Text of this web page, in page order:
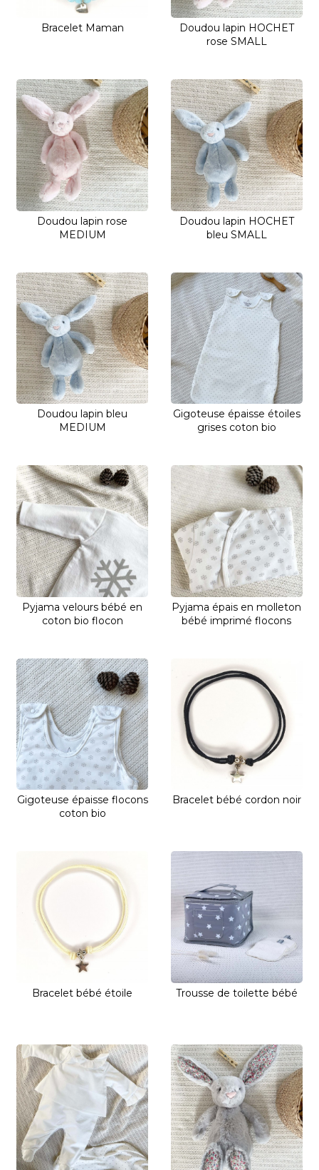
Bracelet Maman
Doudou lapin HOCHET
rose SMALL
Doudou lapin rose
MEDIUM
Doudou lapin HOCHET
bleu SMALL
Doudou lapin bleu
MEDIUM
Gigoteuse épaisse étoiles
grises coton bio
Pyjama velours bébé en
coton bio flocon
Pyjama épais en molleton
bébé imprimé flocons
Gigoteuse épaisse flocons
coton bio
Bracelet bébé cordon noir
Bracelet bébé étoile Trousse de toilette bébé